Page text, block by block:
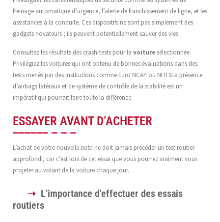
freinage automatique d’urgence, l’alerte de franchissement de ligne, et les
assistances à la conduite. Ces dispositifs ne sont pas simplement des
gadgets novateurs ; ils peuvent potentiellement sauver des vies.
Consultez les résultats des crash-tests pour la voituresélectionnée.
Privilégiez les voitures qui ont obtenu de bonnes évaluations dans des
tests menés par des institutions comme Euro NCAP ou NHTSLa présence
d’airbags latéraux et de système de contrôle de la stabilité est un
impératif qui pourrait faire toute la différence.
ESSAYER AVANT D’ACHETER
L’achat de votre nouvelleauto ne doit jamais précéder un test routier
approfondi, car c’est lors de cet essai que vous pourrez vraiment vous
projeter au volant de la voiture chaque jour.
L’importance d’effectuer des essais
routiers